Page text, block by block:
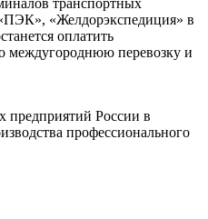
транспортных
«Желдорэкспедиция» в
оплатить
междугороднюю перевозку и
России в
профессионального